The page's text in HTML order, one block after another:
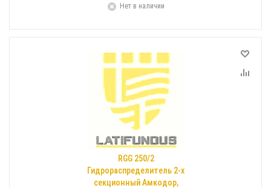
Нет в наличии
RGG 250/2
Гидрораспределитель 2-х
секционный Амкодор,